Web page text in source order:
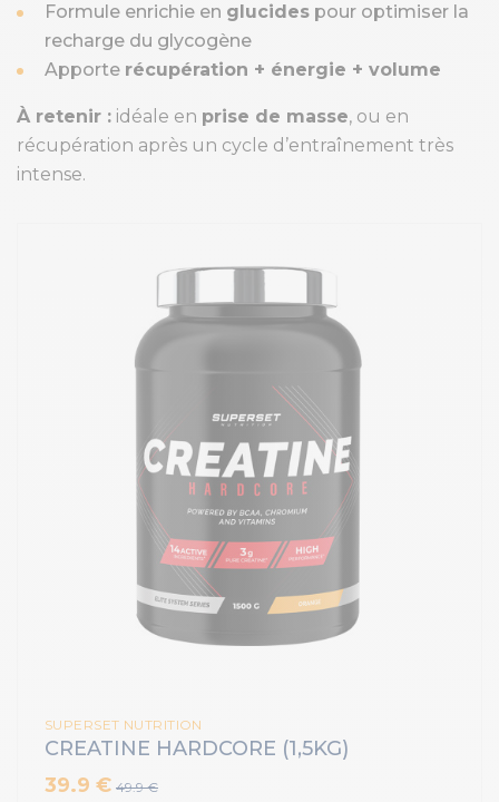
Formule enrichie en glucides pour optimiser la
recharge du glycogène
Apporte récupération + énergie + volume
À retenir : idéale en prise de masse, ou en
récupération après un cycle d’entraînement très
intense.
SUPERSET NUTRITION
CREATINE HARDCORE (1,5KG)
39.9 € 49.9 €